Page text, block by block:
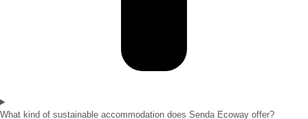
What kind of sustainable accommodation does Senda Ecoway offer?